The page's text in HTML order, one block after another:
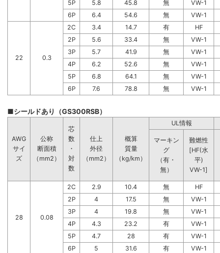
5P
5.8 45.8 無
VW-1
6P
6.4 54.6 無 VW-1
22 0.3
2C 3.4 14.7 有
HF
2P
5.6 33.4 無
VW-1
3P
5.7 41.9 無
VW-1
4P
6.2 52.6 無
VW-1
5P
6.8 64.1 無
VW-1
6P
7.6 78.8 無 VW-1
■シールドあり（GS300RSB）
AWG
サイ
ズ
公称
断面積
（mm2）
芯
数
・
対
数
仕上
外径
（mm2）
概算
質量
（kg/km）
UL情報
マーキン
グ
（有・
無）
難燃性
[HF(水
平)
VW-1]
28 0.08
2C 2.9 10.4 無
HF
2P
4 17.5 無
VW-1
3P
4 19.8 無
VW-1
4P
4.3 23.2 有
VW-1
5P
4.7 28 有
VW-1
6P
5 31.6 有 VW-1